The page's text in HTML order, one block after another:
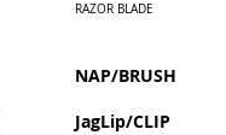
RAZOR BLADE
NAP/BRUSH
JagLip/CLIP